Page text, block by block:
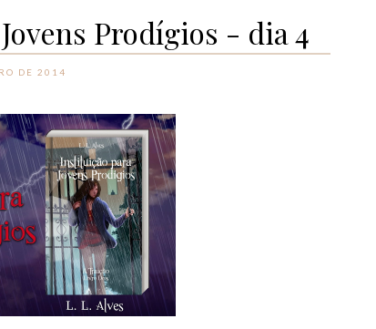
Prodígios - dia 4
DE 2014